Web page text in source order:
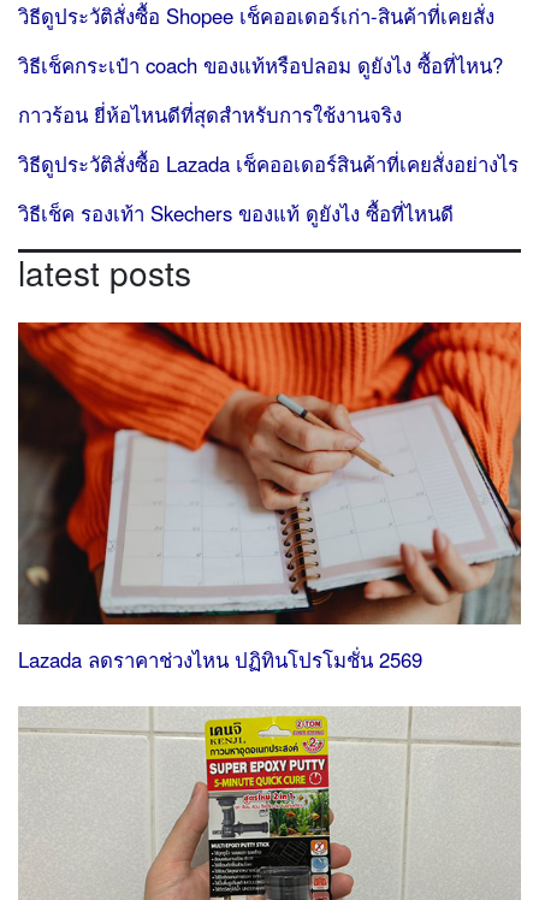
วิธีดูประวัติสั่งซื้อ Shopee เช็คออเดอร์เก่า-สินค้าที่เคยสั่ง
วิธีเช็คกระเป๋า coach ของแท้หรือปลอม ดูยังไง ซื้อที่ไหน?
กาวร้อน ยี่ห้อไหนดีที่สุดสำหรับการใช้งานจริง
วิธีดูประวัติสั่งซื้อ Lazada เช็คออเดอร์สินค้าที่เคยสั่งอย่างไร
วิธีเช็ค รองเท้า Skechers ของแท้ ดูยังไง ซื้อที่ไหนดี
latest posts
Lazada ลดราคาช่วงไหน ปฏิทินโปรโมชั่น 2569